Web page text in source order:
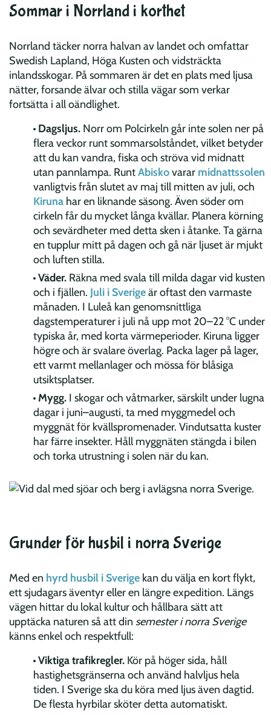
Sommar i Norrland i korthet
Norrland täcker norra halvan av landet och omfattar
Swedish Lapland, Höga Kusten och vidsträckta
inlandsskogar. På sommaren är det en plats med ljusa
nätter, forsande älvar och stilla vägar som verkar
fortsätta i all oändlighet.
Dagsljus. Norr om Polcirkeln går inte solen ner på
flera veckor runt sommarsolståndet, vilket betyder
att du kan vandra, fiska och ströva vid midnatt
utan pannlampa. RuntAbiskovarar midnattssolen
vanligtvis från slutet av maj till mitten av juli, och
Kiruna har en liknande säsong. Även söder om
cirkeln får du mycket långa kvällar. Planera körning
och sevärdheter med detta sken i åtanke. Ta gärna
en tupplur mitt på dagen och gå när ljuset är mjukt
och luften stilla.
Väder. Räkna med svala till milda dagar vid kusten
och i fjällen. Juli i Sverigeär oftast den varmaste
månaden. I Luleå kan genomsnittliga
dagstemperaturer i juli nå upp mot 20–22 °C under
typiska år, med korta värmeperioder. Kiruna ligger
högre och är svalare överlag. Packa lager på lager,
ett varmt mellanlager och mössa för blåsiga
utsiktsplatser.
Mygg. I skogar och våtmarker, särskilt under lugna
dagar i juni–augusti, ta med myggmedel och
myggnät för kvällspromenader. Vindutsatta kuster
har färre insekter. Håll myggnäten stängda i bilen
och torka utrustning i solen när du kan.
Grunder för husbil i norra Sverige
Med en hyrd husbil i Sverige kan du välja en kort flykt,
ett sjudagars äventyr eller en längre expedition. Längs
vägen hittar du lokal kultur och hållbara sätt att
upptäcka naturen så att din semester i norra Sverige
känns enkel och respektfull:
Viktiga trafikregler. Kör på höger sida, håll
hastighetsgränserna och använd halvljus hela
tiden. I Sverige ska du köra med ljus även dagtid.
De flesta hyrbilar sköter detta automatiskt.